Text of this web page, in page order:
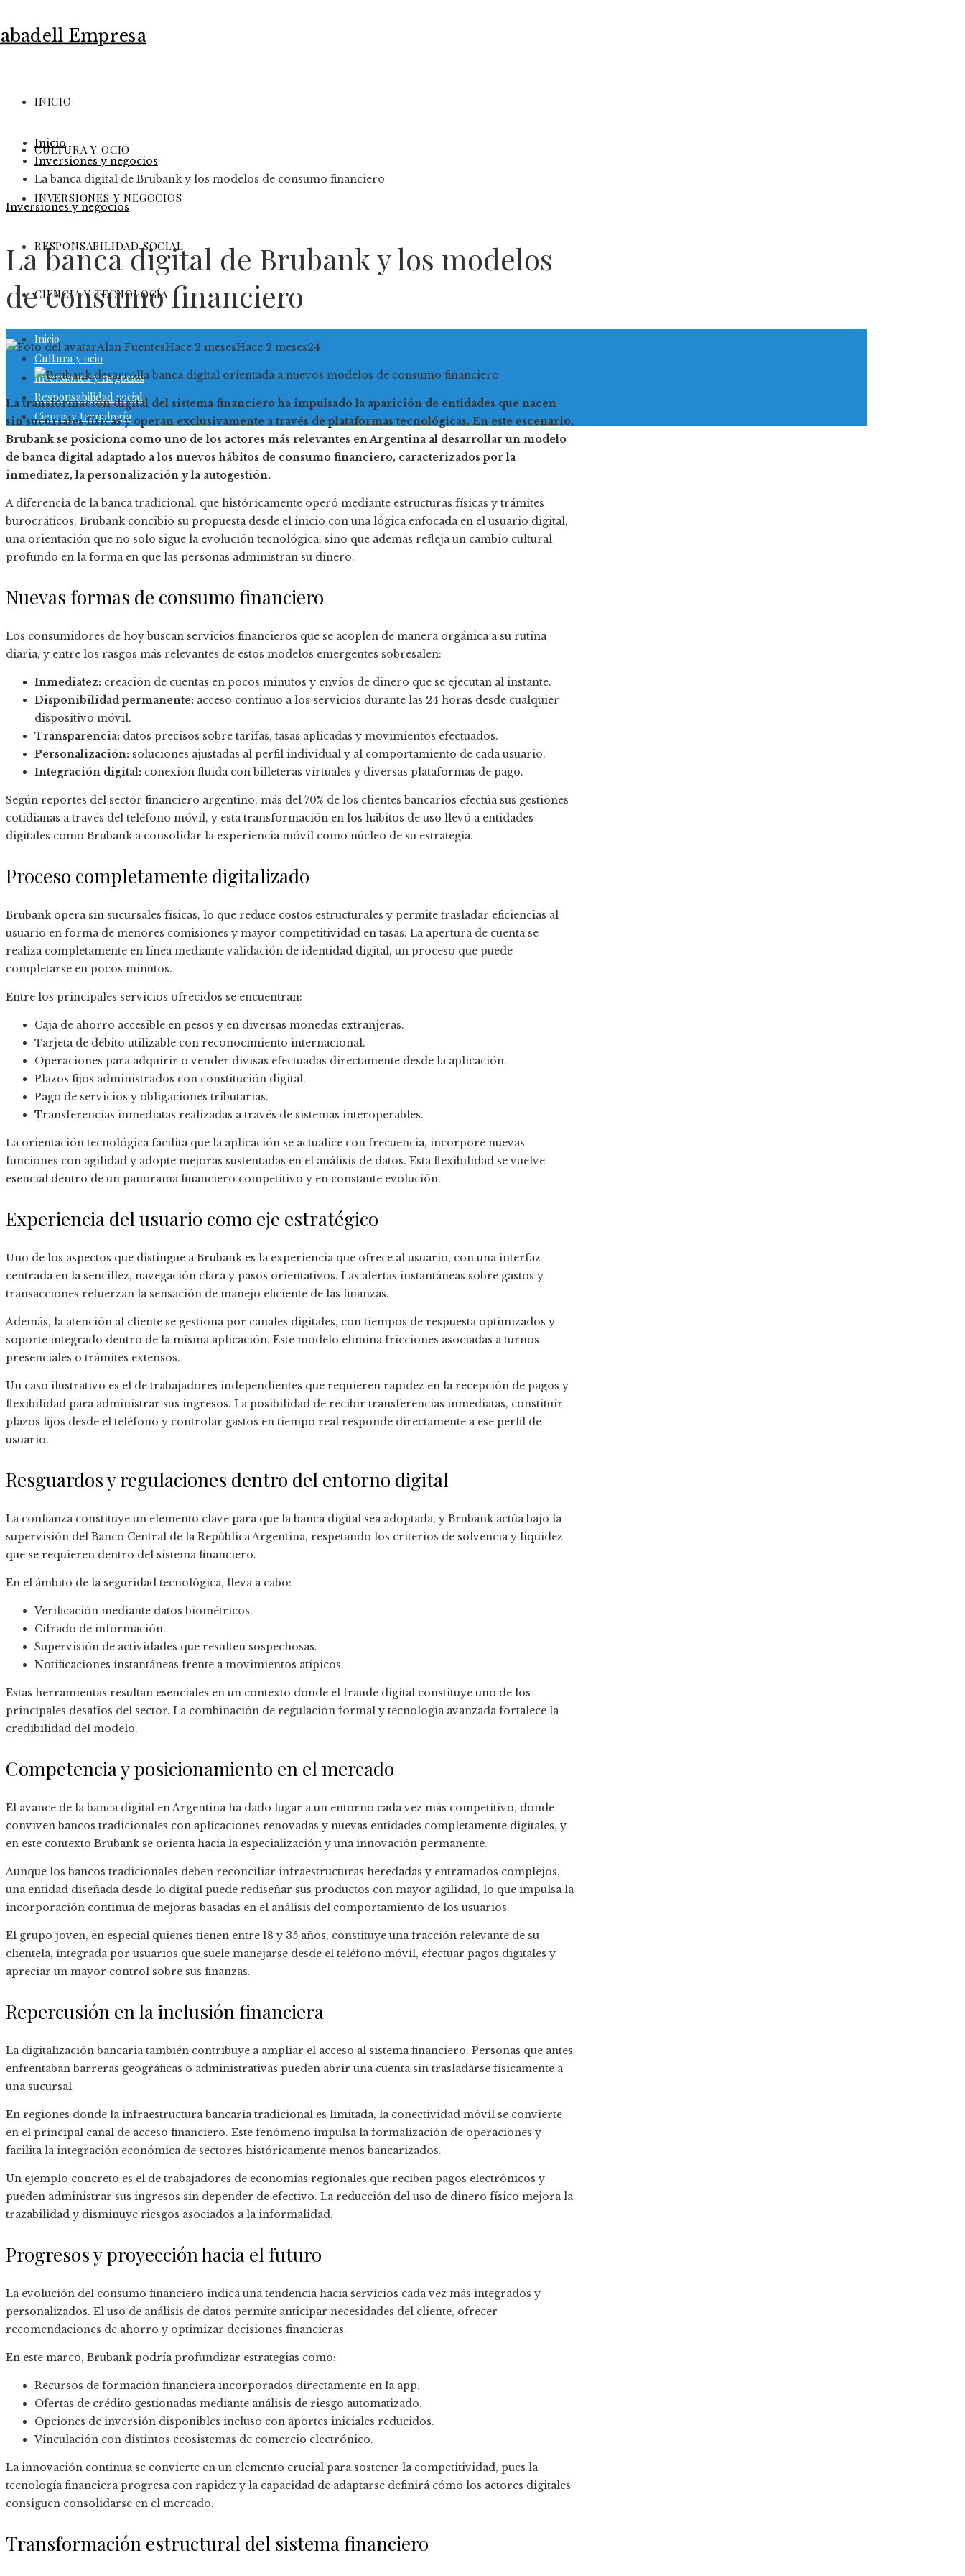
INICIO
CULTURA Y OCIO
INVERSIONES Y NEGOCIOS
RESPONSABILIDAD SOCIAL
CIENCIA Y TECNOLOGÍA
Inicio
Cultura y ocio
Inversiones y negocios
Responsabilidad social
Ciencia y tecnología
Inicio
Inversiones y negocios
La banca digital de Brubank y los modelos de consumo financiero
Inversiones y negocios
La banca digital de Brubank y los modelos
de consumo financiero
Alan FuentesHace 2 mesesHace 2 meses24
La transformación digital del sistema financiero ha impulsado la aparición de entidades que nacen
sin sucursales físicas y operan exclusivamente a través de plataformas tecnológicas. En este escenario,
Brubank se posiciona como uno de los actores más relevantes en Argentina al desarrollar un modelo
de banca digital adaptado a los nuevos hábitos de consumo financiero, caracterizados por la
inmediatez, la personalización y la autogestión.
A diferencia de la banca tradicional, que históricamente operó mediante estructuras físicas y trámites
burocráticos, Brubank concibió su propuesta desde el inicio con una lógica enfocada en el usuario digital,
una orientación que no solo sigue la evolución tecnológica, sino que además refleja un cambio cultural
profundo en la forma en que las personas administran su dinero.
Nuevas formas de consumo financiero
Los consumidores de hoy buscan servicios financieros que se acoplen de manera orgánica a su rutina
diaria, y entre los rasgos más relevantes de estos modelos emergentes sobresalen:
Inmediatez: creación de cuentas en pocos minutos y envíos de dinero que se ejecutan al instante.
Disponibilidad permanente: acceso continuo a los servicios durante las 24 horas desde cualquier
dispositivo móvil.
Transparencia: datos precisos sobre tarifas, tasas aplicadas y movimientos efectuados.
Personalización: soluciones ajustadas al perfil individual y al comportamiento de cada usuario.
Integración digital: conexión fluida con billeteras virtuales y diversas plataformas de pago.
Según reportes del sector financiero argentino, más del 70% de los clientes bancarios efectúa sus gestiones
cotidianas a través del teléfono móvil, y esta transformación en los hábitos de uso llevó a entidades
digitales como Brubank a consolidar la experiencia móvil como núcleo de su estrategia.
Proceso completamente digitalizado
Brubank opera sin sucursales físicas, lo que reduce costos estructurales y permite trasladar eficiencias al
usuario en forma de menores comisiones y mayor competitividad en tasas. La apertura de cuenta se
realiza completamente en línea mediante validación de identidad digital, un proceso que puede
completarse en pocos minutos.
Entre los principales servicios ofrecidos se encuentran:
Caja de ahorro accesible en pesos y en diversas monedas extranjeras.
Tarjeta de débito utilizable con reconocimiento internacional.
Operaciones para adquirir o vender divisas efectuadas directamente desde la aplicación.
Plazos fijos administrados con constitución digital.
Pago de servicios y obligaciones tributarias.
Transferencias inmediatas realizadas a través de sistemas interoperables.
La orientación tecnológica facilita que la aplicación se actualice con frecuencia, incorpore nuevas
funciones con agilidad y adopte mejoras sustentadas en el análisis de datos. Esta flexibilidad se vuelve
esencial dentro de un panorama financiero competitivo y en constante evolución.
Experiencia del usuario como eje estratégico
Uno de los aspectos que distingue a Brubank es la experiencia que ofrece al usuario, con una interfaz
centrada en la sencillez, navegación clara y pasos orientativos. Las alertas instantáneas sobre gastos y
transacciones refuerzan la sensación de manejo eficiente de las finanzas.
Además, la atención al cliente se gestiona por canales digitales, con tiempos de respuesta optimizados y
soporte integrado dentro de la misma aplicación. Este modelo elimina fricciones asociadas a turnos
presenciales o trámites extensos.
Un caso ilustrativo es el de trabajadores independientes que requieren rapidez en la recepción de pagos y
flexibilidad para administrar sus ingresos. La posibilidad de recibir transferencias inmediatas, constituir
plazos fijos desde el teléfono y controlar gastos en tiempo real responde directamente a ese perfil de
usuario.
Resguardos y regulaciones dentro del entorno digital
La confianza constituye un elemento clave para que la banca digital sea adoptada, y Brubank actúa bajo la
supervisión del Banco Central de la República Argentina, respetando los criterios de solvencia y liquidez
que se requieren dentro del sistema financiero.
En el ámbito de la seguridad tecnológica, lleva a cabo:
Verificación mediante datos biométricos.
Cifrado de información.
Supervisión de actividades que resulten sospechosas.
Notificaciones instantáneas frente a movimientos atípicos.
Estas herramientas resultan esenciales en un contexto donde el fraude digital constituye uno de los
principales desafíos del sector. La combinación de regulación formal y tecnología avanzada fortalece la
credibilidad del modelo.
Competencia y posicionamiento en el mercado
El avance de la banca digital en Argentina ha dado lugar a un entorno cada vez más competitivo, donde
conviven bancos tradicionales con aplicaciones renovadas y nuevas entidades completamente digitales, y
en este contexto Brubank se orienta hacia la especialización y una innovación permanente.
Aunque los bancos tradicionales deben reconciliar infraestructuras heredadas y entramados complejos,
una entidad diseñada desde lo digital puede rediseñar sus productos con mayor agilidad, lo que impulsa la
incorporación continua de mejoras basadas en el análisis del comportamiento de los usuarios.
El grupo joven, en especial quienes tienen entre 18 y 35 años, constituye una fracción relevante de su
clientela, integrada por usuarios que suele manejarse desde el teléfono móvil, efectuar pagos digitales y
apreciar un mayor control sobre sus finanzas.
Repercusión en la inclusión financiera
La digitalización bancaria también contribuye a ampliar el acceso al sistema financiero. Personas que antes
enfrentaban barreras geográficas o administrativas pueden abrir una cuenta sin trasladarse físicamente a
una sucursal.
En regiones donde la infraestructura bancaria tradicional es limitada, la conectividad móvil se convierte
en el principal canal de acceso financiero. Este fenómeno impulsa la formalización de operaciones y
facilita la integración económica de sectores históricamente menos bancarizados.
Un ejemplo concreto es el de trabajadores de economías regionales que reciben pagos electrónicos y
pueden administrar sus ingresos sin depender de efectivo. La reducción del uso de dinero físico mejora la
trazabilidad y disminuye riesgos asociados a la informalidad.
Progresos y proyección hacia el futuro
La evolución del consumo financiero indica una tendencia hacia servicios cada vez más integrados y
personalizados. El uso de análisis de datos permite anticipar necesidades del cliente, ofrecer
recomendaciones de ahorro y optimizar decisiones financieras.
En este marco, Brubank podría profundizar estrategias como:
Recursos de formación financiera incorporados directamente en la app.
Ofertas de crédito gestionadas mediante análisis de riesgo automatizado.
Opciones de inversión disponibles incluso con aportes iniciales reducidos.
Vinculación con distintos ecosistemas de comercio electrónico.
La innovación continua se convierte en un elemento crucial para sostener la competitividad, pues la
tecnología financiera progresa con rapidez y la capacidad de adaptarse definirá cómo los actores digitales
consiguen consolidarse en el mercado.
Transformación estructural del sistema financiero